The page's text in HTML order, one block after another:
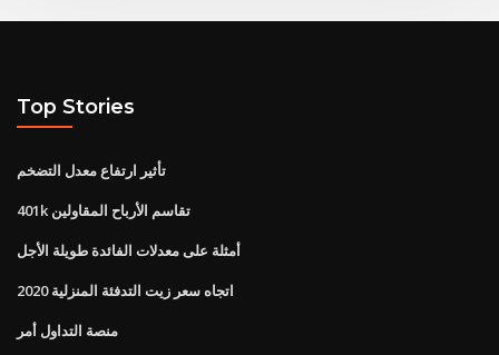
Top Stories
تأثير ارتفاع معدل التضخم
401k تقاسم الأرباح المقاولين
أمثلة على معدلات الفائدة طويلة الأجل
اتجاه سعر زيت التدفئة المنزلية 2020
منصة التداول أمر